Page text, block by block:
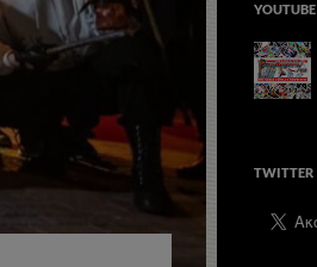
YOUTUBE
TWITTER